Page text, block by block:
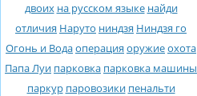
двоих на русском языке найди
отличия Наруто ниндзя Ниндзя го
Огонь и Водаоперация оружиеохота
Папа Луи парковка парковка машины
паркур паровозики пенальти